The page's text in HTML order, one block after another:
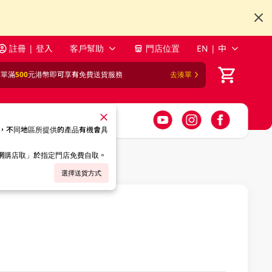
註冊 | 登入 客戶幫助 門店位置 EN | 中
滿500元港幣即可享有免費送貨服務 去湊單
不同地區所提供的產品有機會具
店取」於指定門店免費自取。
選擇送貨方式